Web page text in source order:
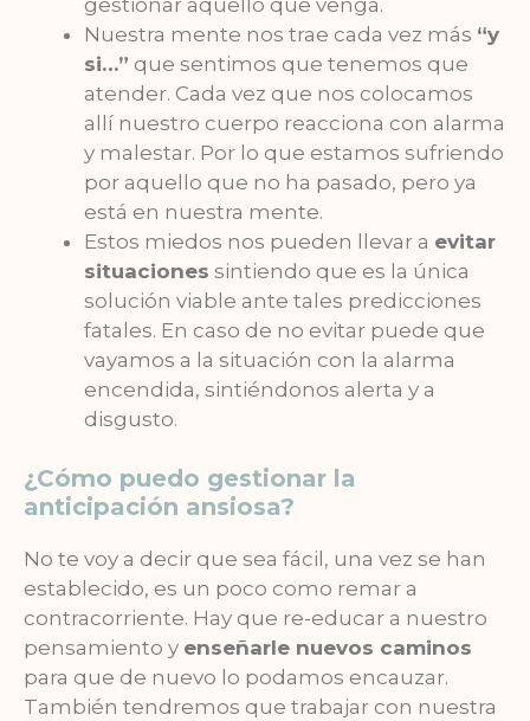
Nuestra mente nos trae cada vez más “y
si…” que sentimos que tenemos que
atender. Cada vez que nos colocamos
allí nuestro cuerpo reacciona con alarma
y malestar. Por lo que estamos sufriendo
por aquello que no ha pasado, pero ya
está en nuestra mente.
Estos miedos nos pueden llevar a evitar
situaciones sintiendo que es la única
solución viable ante tales predicciones
fatales. En caso de no evitar puede que
vayamos a la situación con la alarma
encendida, sintiéndonos alerta y a
disgusto.
¿Cómo puedo gestionar la
anticipación ansiosa?
No te voy a decir que sea fácil, una vez se han
establecido, es un poco como remar a
contracorriente. Hay que re-educar a nuestro
pensamiento y enseñarle nuevos caminos
para que de nuevo lo podamos encauzar.
También tendremos que trabajar con nuestra